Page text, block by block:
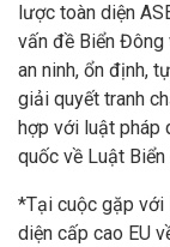
lược toàn diện
vấn đề Biển Đông
an ninh, ổn định,
giải quyết tranh
hợp với luật pháp
quốc về Luật Biển
*Tại cuộc gặp với
diện cấp cao EU